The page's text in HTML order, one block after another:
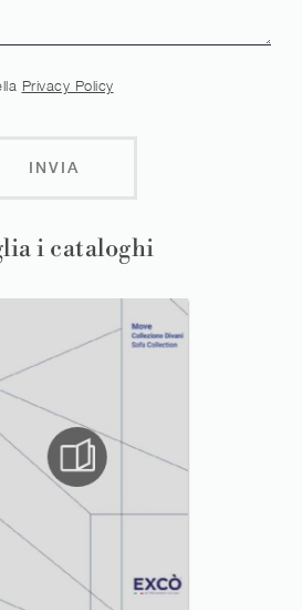
i cataloghi
Privacy Policy
INVIA